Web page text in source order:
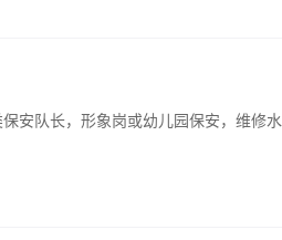
安队长，形象岗或幼儿园保安，维修水